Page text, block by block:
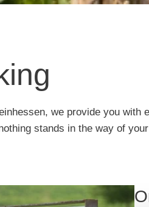
we provide you
stands in the way of